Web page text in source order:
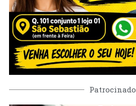
Patrocinado